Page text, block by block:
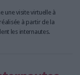
une visite virtuelle à
à partir de la
les internautes.